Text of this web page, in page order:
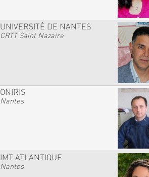
UNIVERSITÉ DE NANTES
CRTT Saint Nazaire
ONIRIS
Nantes
IMT ATLANTIQUE
Nantes